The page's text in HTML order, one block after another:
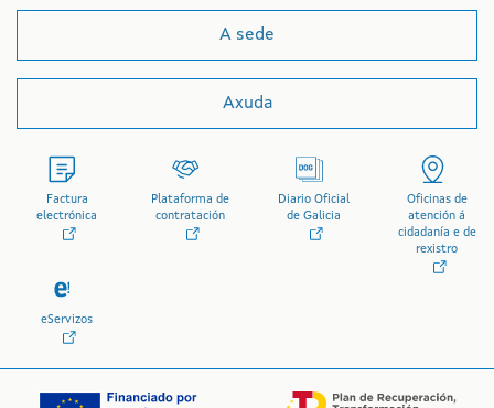
A sede
Axuda
Factura
electrónica
Plataforma de
contratación
Diario Oficial
de Galicia
Oficinas de
atención á
cidadanía e de
rexistro
eServizos